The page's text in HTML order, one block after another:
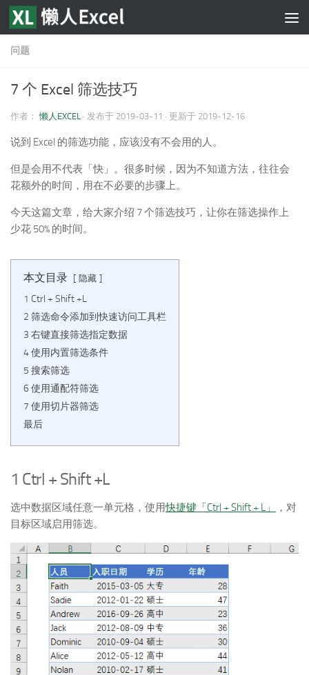
跳至内容
问题
7 个 Excel 筛选技巧
作者： 懒人EXCEL · 发布于 2019-03-11 · 更新于 2019-12-16
说到 Excel 的筛选功能，应该没有不会用的人。
但是会用不代表「快」。很多时候，因为不知道方法，往往会
花额外的时间，用在不必要的步骤上。
今天这篇文章，给大家介绍 7 个筛选技巧，让你在筛选操作上
少花 50% 的时间。
本文目录 隐藏
1 Ctrl + Shift +L
2 筛选命令添加到快速访问工具栏
3 右键直接筛选指定数据
4 使用内置筛选条件
5 搜索筛选
6 使用通配符筛选
7 使用切片器筛选
最后
1 Ctrl + Shift +L
选中数据区域任意一单元格，使用快捷键「Ctrl + Shift + L」
，对
目标区域启用筛选。